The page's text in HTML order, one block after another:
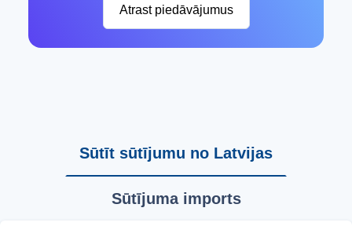
Atrast piedāvājumus
Sūtīt sūtījumu no Latvijas
Sūtījuma imports